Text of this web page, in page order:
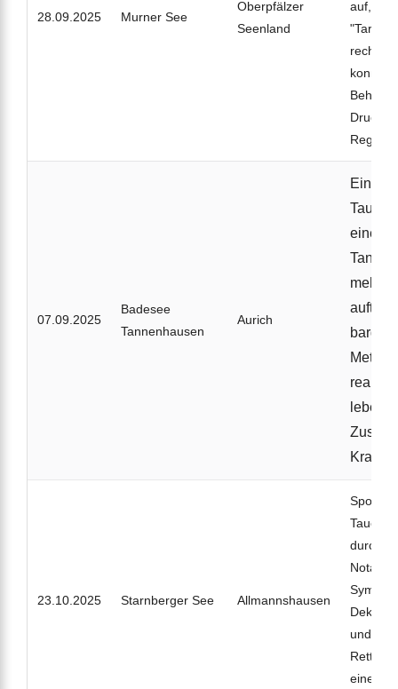
28.09.2025 Murner See
Oberpfälzer
Seenland
auf,
konnte.
07.09.2025
Badesee
Tannenhausen
Aurich
Eine
einem
mehr
23.10.2025 Starnberger See Allmannshausen
durch.
und
eine